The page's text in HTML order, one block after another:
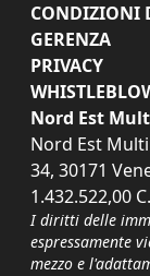
CONDIZIONI
GERENZA
PRIVACY
Nord Est
Nord Est
34, 30171
1.432.522,00
I diritti delle
espressamente
mezzo e